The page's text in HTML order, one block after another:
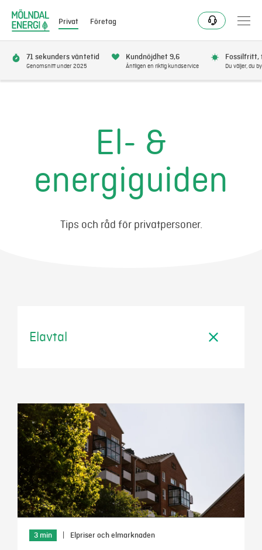
Privat Företag
Se avbrott
Få bonus
71 sekunders väntetid
Genomsnitt under 2025
Kundnöjdhet 9,6
Äntligen en riktig kundservice
Fossilfritt,
Du väljer, du
El- &
energiguiden
Tips och råd för privatpersoner.
Elavtal
3 min Elpriser och elmarknaden